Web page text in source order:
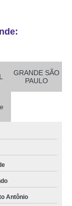
GRANDE SÃO
PAULO
Antônio